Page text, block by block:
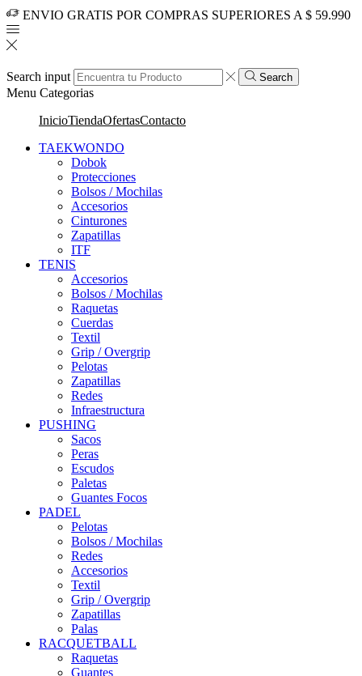
ENVIO GRATIS POR COMPRAS SUPERIORES A $ 59.990
Search input Search
Menu Categorias
InicioTiendaOfertasContacto
TAEKWONDO
Dobok
Protecciones
Bolsos / Mochilas
Accesorios
Cinturones
Zapatillas
ITF
TENIS
Accesorios
Bolsos / Mochilas
Raquetas
Cuerdas
Textil
Grip / Overgrip
Pelotas
Zapatillas
Redes
Infraestructura
PUSHING
Sacos
Peras
Escudos
Paletas
Guantes Focos
PADEL
Pelotas
Bolsos / Mochilas
Redes
Accesorios
Textil
Grip / Overgrip
Zapatillas
Palas
RACQUETBALL
Raquetas
Guantes